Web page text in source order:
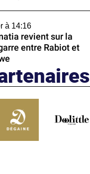
à 14:16
revient sur la
entre Rabiot et